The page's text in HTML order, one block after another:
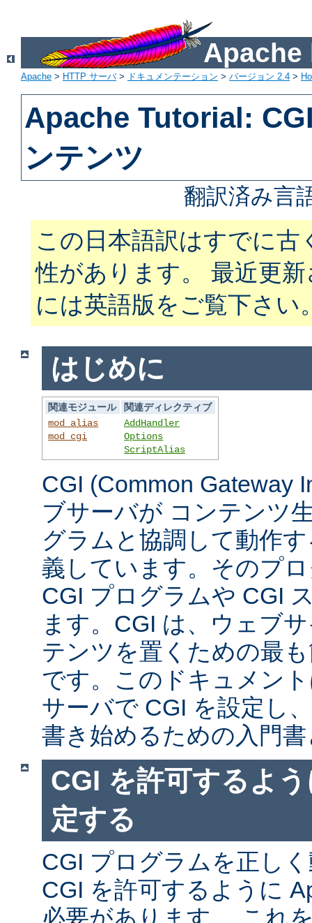
Apache
Apache > HTTP サーバ> ドキュメンテーション > バージョン 2.4 >
Apache Tutorial:
ンテンツ
翻訳済み言
この日本語訳はすでに古
性があります。 最近更
には英語版をご覧下さい
はじめに
関連モジュール
関連ディレクティブ
mod_alias
mod_cgi
AddHandler
Options
ScriptAlias
CGI (Common Gateway
ブサーバが コンテンツ
グラムと協調して動作
義しています。そのプ
CGI プログラムや CGI
ます。CGI は、ウェブ
テンツを置くための最
です。このドキュメン
サーバで CGI を設定し
書き始めるための入門
CGI を許可するよ
定する
CGI プログラムを正し
CGI を許可するように
必要があります。 これ